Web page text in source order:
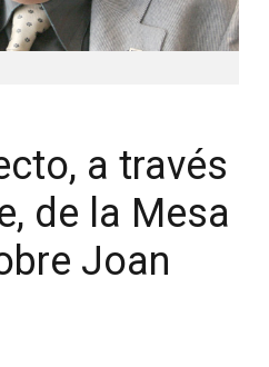
a través
de la Mesa
Joan